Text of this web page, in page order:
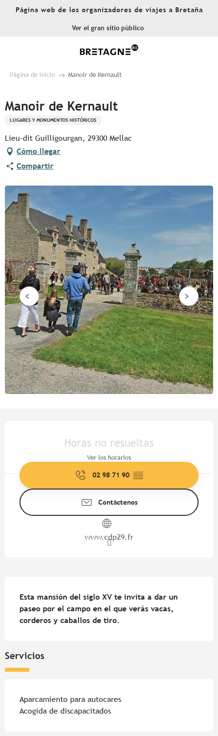
AllerPágina web de los organizadores de viajes a Bretaña
Ver el gran sitio público
Página de inicio Manoir de Kernault
Manoir de Kernault
LUGARES Y MONUMENTOS HISTÓRICOS
Lieu-dit Guilligourgan, 29300 Mellac
Cómo llegar
Compartir
Horas no resueltas
Ver los horarios
02 98 71 90 ▒▒
Contáctenos
www.cdp29.fr
Esta mansión del siglo XV te invita a dar un
paseo por el campo en el que verás vacas,
corderos y caballos de tiro.
Servicios
Aparcamiento para autocares
Acogida de discapacitados